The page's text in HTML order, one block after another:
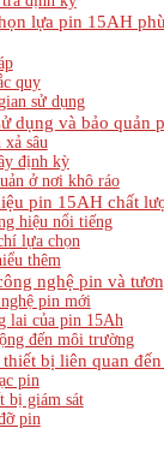
lựa pin 15AH
quy
sử dụng
dụng và bảo quản
xả sâu
định kỳ
ở nơi khô ráo
pin 15AH chất
hiệu nổi tiếng
lựa chọn
thêm
nghệ pin và
pin mới
lai của pin 15Ah
đến môi trường
thiết bị liên quan
pin
bị giám sát
pin